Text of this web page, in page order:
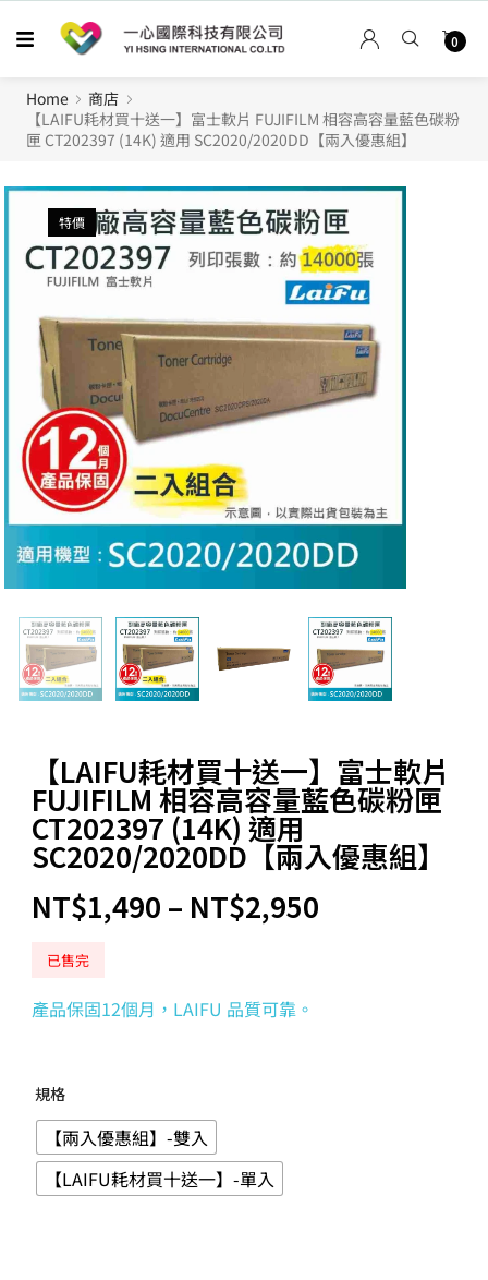
0
Home
商店
【LAIFU耗材買十送一】富士軟片 FUJIFILM 相容高容量藍色碳粉
匣 CT202397 (14K) 適用 SC2020/2020DD【兩入優惠組】
特價
【LAIFU耗材買十送一】富士軟片
FUJIFILM 相容高容量藍色碳粉匣
CT202397 (14K) 適用
SC2020/2020DD【兩入優惠組】
NT$1,490 – NT$2,950
已售完
產品保固12個月，LAIFU 品質可靠。
規格
【兩入優惠組】-雙入
【LAIFU耗材買十送一】-單入